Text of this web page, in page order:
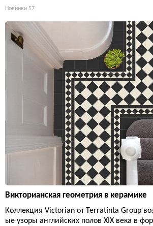
Новинки 57
Викторианская геометрия в керамике
Коллекция Victorian от Terratinta Group
ые узоры английских полов XIX века в